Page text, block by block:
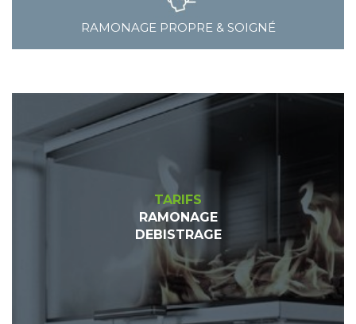
RAMONAGE PROPRE & SOIGNÉ
TARIFS
RAMONAGE
DEBISTRAGE